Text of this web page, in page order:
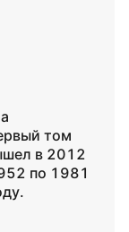
том
в 2012
по 1981